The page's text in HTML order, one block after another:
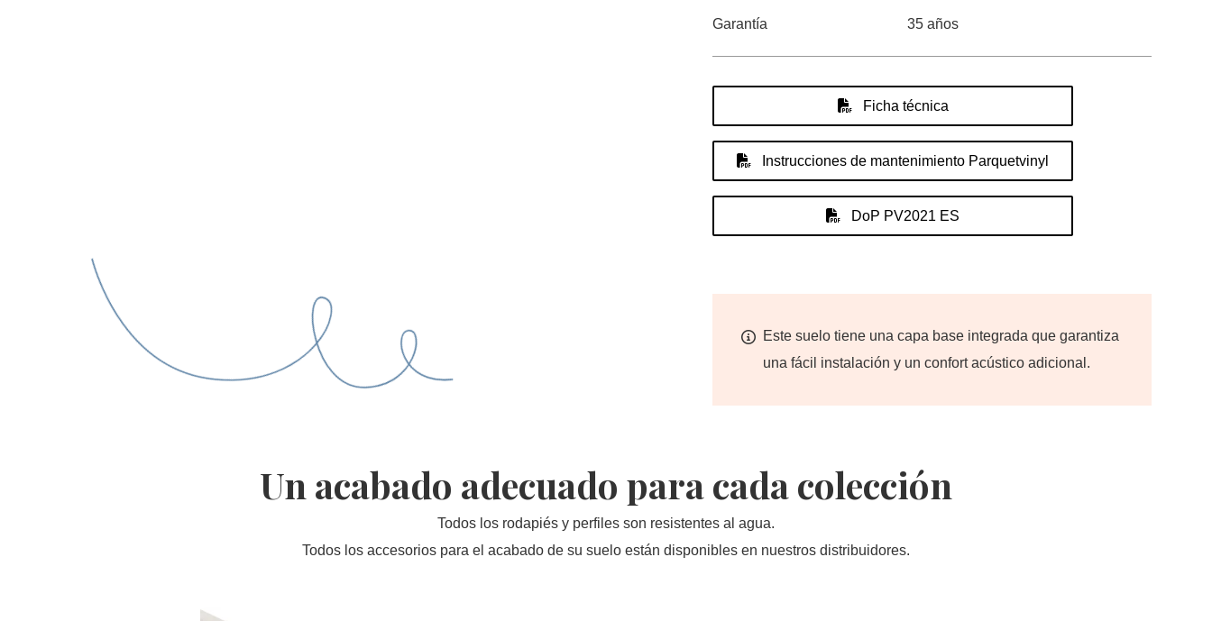
Garantía 35 años
Ficha técnica
Instrucciones de mantenimiento Parquetvinyl
DoP PV2021 ES
Este suelo tiene una capa base integrada que garantiza
una fácil instalación y un confort acústico adicional.
Un acabado adecuado para cada colección
Todos los rodapiés y perfiles son resistentes al agua.
Todos los accesorios para el acabado de su suelo están disponibles en nuestros distribuidores.